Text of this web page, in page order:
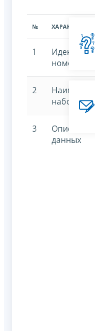
№
1
номер
2
набора
3
Описание
данных